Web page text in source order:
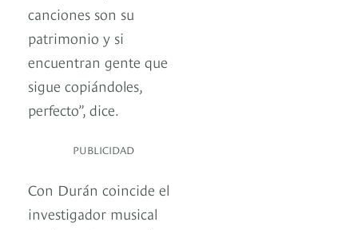
canciones son su
patrimonio y si
encuentran gente que
sigue copiándoles,
perfecto”, dice.
PUBLICIDAD
Con Durán coincide el
investigador musical